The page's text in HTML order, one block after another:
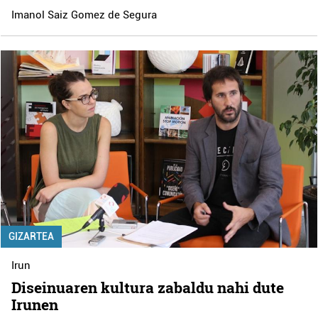
Imanol Saiz Gomez de Segura
GIZARTEA
Irun
Diseinuaren kultura zabaldu nahi dute
Irunen